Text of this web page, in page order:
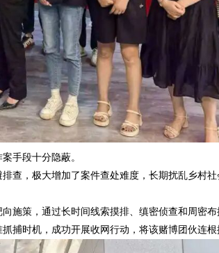
手段十分隐蔽。
查，极大增加了案件查处难度，长期扰乱乡村
施策，通过长时间线索摸排、缜密侦查和周密
捕时机，成功开展收网行动，将该赌博团伙连根